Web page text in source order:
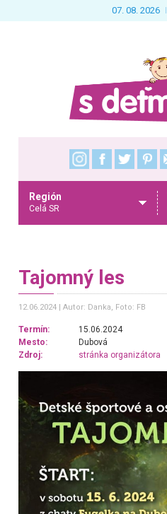
07. 08. 2026
Región
Celá SR
Tajomný les
12.06.2024 Autor: Danka, Foto: FB
Termín:
15.06.2024
Mesto:
Dubová
Zdroj:
stránka organizátora